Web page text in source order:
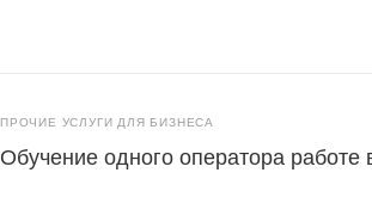
ПРОЧИЕ УСЛУГИ ДЛЯ БИЗНЕСА
Обучение одного оператора работе